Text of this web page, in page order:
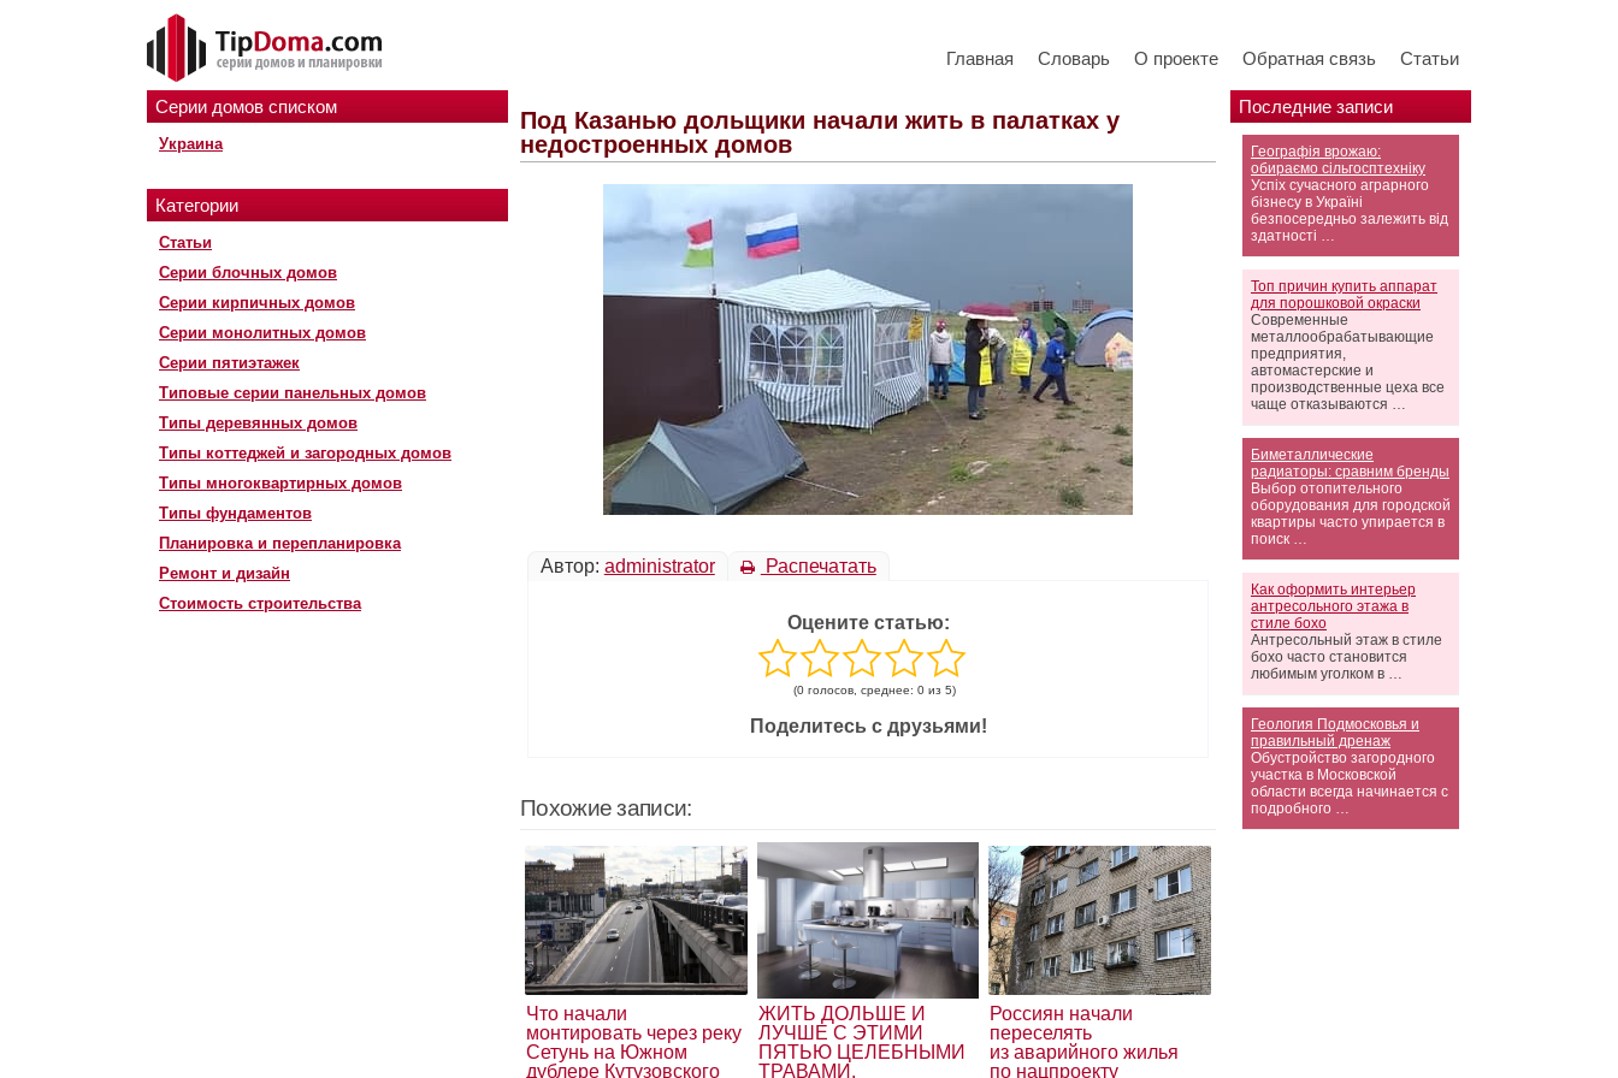
Главная Словарь О проекте Обратная связь Статьи
Серии домов списком
Украина
Категории
Статьи
Серии блочных домов
Серии кирпичных домов
Серии монолитных домов
Серии пятиэтажек
Типовые серии панельных домов
Типы деревянных домов
Типы коттеджей и загородных домов
Типы многоквартирных домов
Типы фундаментов
Планировка и перепланировка
Ремонт и дизайн
Стоимость строительства
Последние записи
Географія врожаю:
обираємо сільгосптехніку
Успіх сучасного аграрного
бізнесу в Україні
безпосередньо залежить від
здатності …
Топ причин купить аппарат
для порошковой окраски
Современные
металлообрабатывающие
предприятия,
автомастерские и
производственные цеха все
чаще отказываются …
Биметаллические
радиаторы: сравним бренды
Выбор отопительного
оборудования для городской
квартиры часто упирается в
поиск …
Как оформить интерьер
антресольного этажа в
стиле бохо
Антресольный этаж в стиле
бохо часто становится
любимым уголком в …
Геология Подмосковья и
правильный дренаж
Обустройство загородного
участка в Московской
области всегда начинается с
подробного …
Под Казанью дольщики начали жить в палатках у
недостроенных домов
Автор: administrator Распечатать
Оцените статью:
(0 голосов, среднее: 0 из 5)
Поделитесь с друзьями!
Похожие записи:
Что начали
монтировать через реку
Сетунь на Южном
дублере Кутузовского
ЖИТЬ ДОЛЬШЕ И
ЛУЧШЕ С ЭТИМИ
ПЯТЬЮ ЦЕЛЕБНЫМИ
ТРАВАМИ.
Россиян начали
переселять
из аварийного жилья
по нацпроекту